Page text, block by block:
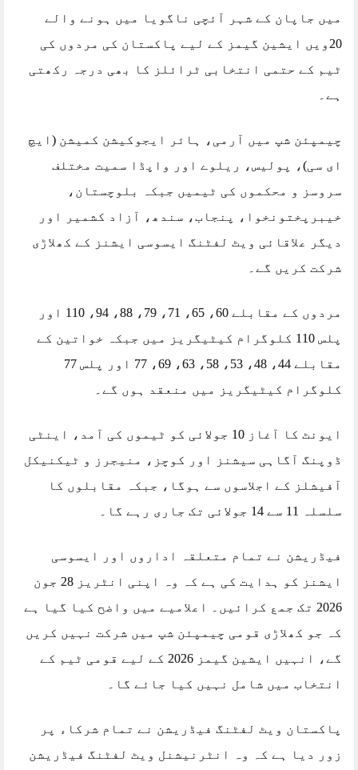
میں جاپان کے شہر آئچی ناگویا میں ہونے والے
20ویں ایشین گیمز کے لیے پاکستان کی مردوں کی
ٹیم کے حتمی انتخابی ٹرائلز کا بھی درجہ رکھتی
ہے۔
چیمپئن شپ میں آرمی، ہائر ایجوکیشن کمیشن (ایچ
ای سی)، پولیس، ریلوے اور واپڈا سمیت مختلف
سروسز و محکموں کی ٹیمیں جبکہ بلوچستان،
خیبرپختونخوا، پنجاب، سندھ، آزاد کشمیر اور
دیگر علاقائی ویٹ لفٹنگ ایسوسی ایشنز کے کھلاڑی
شرکت کریں گے۔
مردوں کے مقابلے 60، 65، 71، 79، 88، 94، 110 اور
پلس 110 کلوگرام کیٹیگریز میں جبکہ خواتین کے
مقابلے 44، 48، 53، 58، 63، 69، 77 اور پلس 77
کلوگرام کیٹیگریز میں منعقد ہوں گے۔
ایونٹ کا آغاز 10 جولائی کو ٹیموں کی آمد، اینٹی
ڈوپنگ آگاہی سیشنز اور کوچز، منیجرز و ٹیکنیکل
آفیشلز کے اجلاسوں سے ہوگا، جبکہ مقابلوں کا
سلسلہ 11 سے 14 جولائی تک جاری رہے گا۔
فیڈریشن نے تمام متعلقہ اداروں اور ایسوسی
ایشنز کو ہدایت کی ہے کہ وہ اپنی انٹریز 28 جون
2026 تک جمع کرائیں۔ اعلامیے میں واضح کیا گیا ہے
کہ جو کھلاڑی قومی چیمپئن شپ میں شرکت نہیں کریں
گے، انہیں ایشین گیمز 2026 کے لیے قومی ٹیم کے
انتخاب میں شامل نہیں کیا جائے گا۔
پاکستان ویٹ لفٹنگ فیڈریشن نے تمام شرکاء پر
زور دیا ہے کہ وہ انٹرنیشنل ویٹ لفٹنگ فیڈریشن